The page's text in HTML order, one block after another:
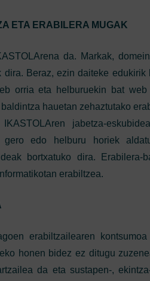
ETA ERABILERA MUGAK
da. Markak,
dira. Beraz, ezin daiteke
orria eta helburuekin bat
hauetan zehaztutako
jabetza-
gero edo helburu horiek
bortxatuko dira.
erabiltzea.
erabiltzailearen
honen bidez ez ditugu
da eta sustapen-,